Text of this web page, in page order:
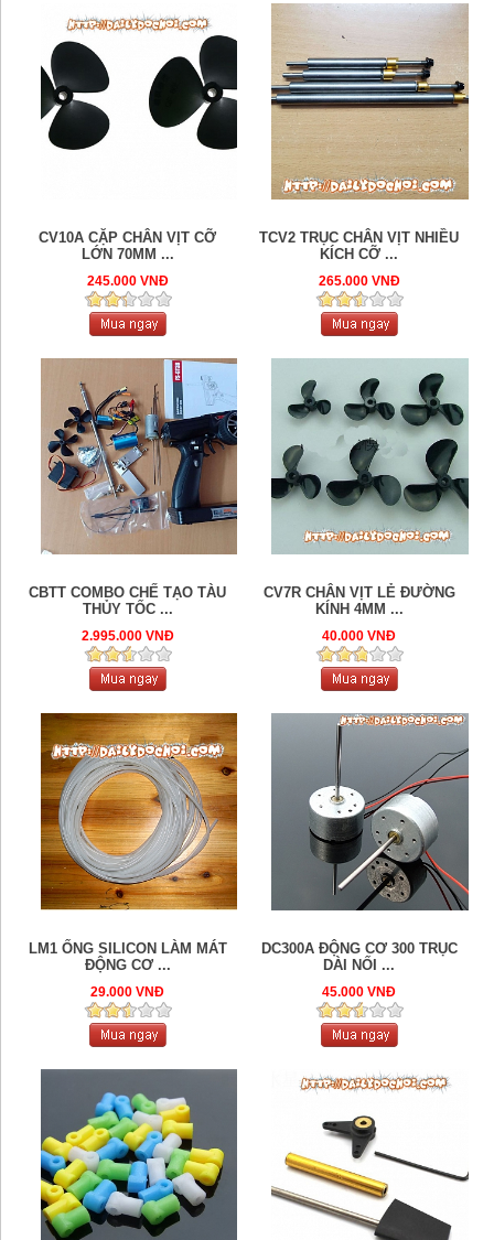
CV10A CẶP CHÂN VỊT CỠ
LỚN 70MM ...
245.000 VNĐ
TCV2 TRỤC CHÂN VỊT NHIỀU
KÍCH CỠ ...
265.000 VNĐ
CBTT COMBO CHẾ TẠO TÀU
THỦY TỐC ...
2.995.000 VNĐ
CV7R CHÂN VỊT LẺ ĐƯỜNG
KÍNH 4MM ...
40.000 VNĐ
LM1 ỐNG SILICON LÀM MÁT
ĐỘNG CƠ ...
29.000 VNĐ
DC300A ĐỘNG CƠ 300 TRỤC
DÀI NỐI ...
45.000 VNĐ